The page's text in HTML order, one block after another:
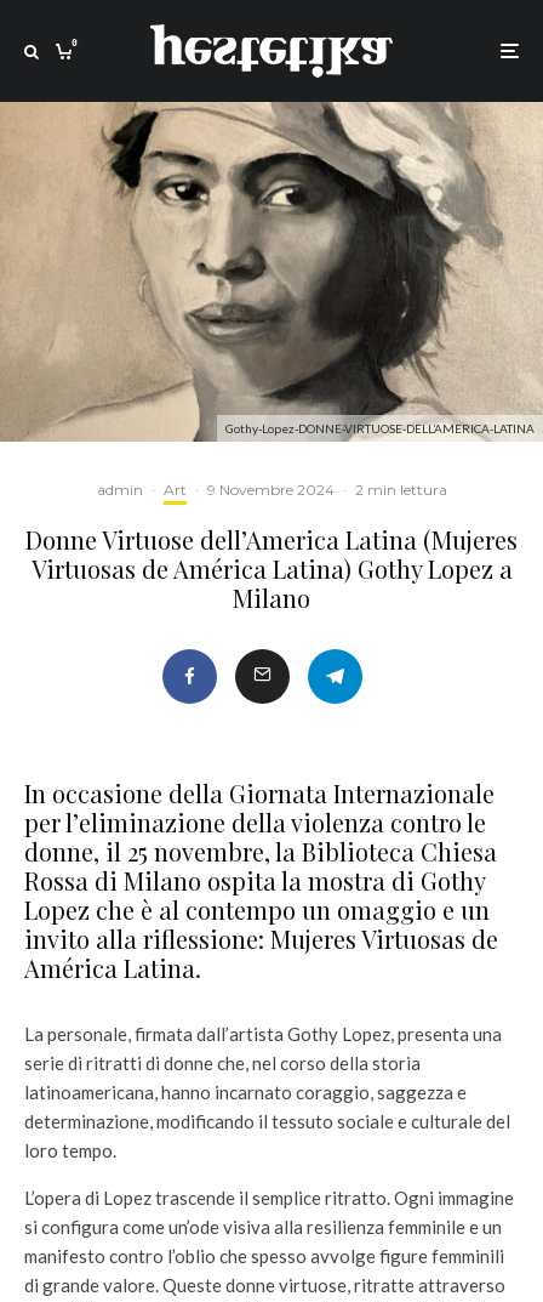
0
Gothy-Lopez-DONNE-VIRTUOSE-DELL’AMERICA-LATINA
admin · Art · 9 Novembre 2024 · 2 min lettura
Donne Virtuose dell’America Latina (Mujeres
Virtuosas de América Latina) Gothy Lopez a
Milano
In occasione della Giornata Internazionale
per l’eliminazione della violenza contro le
donne, il 25 novembre, la Biblioteca Chiesa
Rossa di Milano ospita la mostra di Gothy
Lopez che è al contempo un omaggio e un
invito alla riflessione: Mujeres Virtuosas de
América Latina.
La personale, firmata dall’artista Gothy Lopez, presenta una
serie di ritratti di donne che, nel corso della storia
latinoamericana, hanno incarnato coraggio, saggezza e
determinazione, modificando il tessuto sociale e culturale del
loro tempo.
L’opera di Lopez trascende il semplice ritratto. Ogni immagine
si configura come un’ode visiva alla resilienza femminile e un
manifesto contro l’oblio che spesso avvolge figure femminili
di grande valore. Queste donne virtuose, ritratte attraverso